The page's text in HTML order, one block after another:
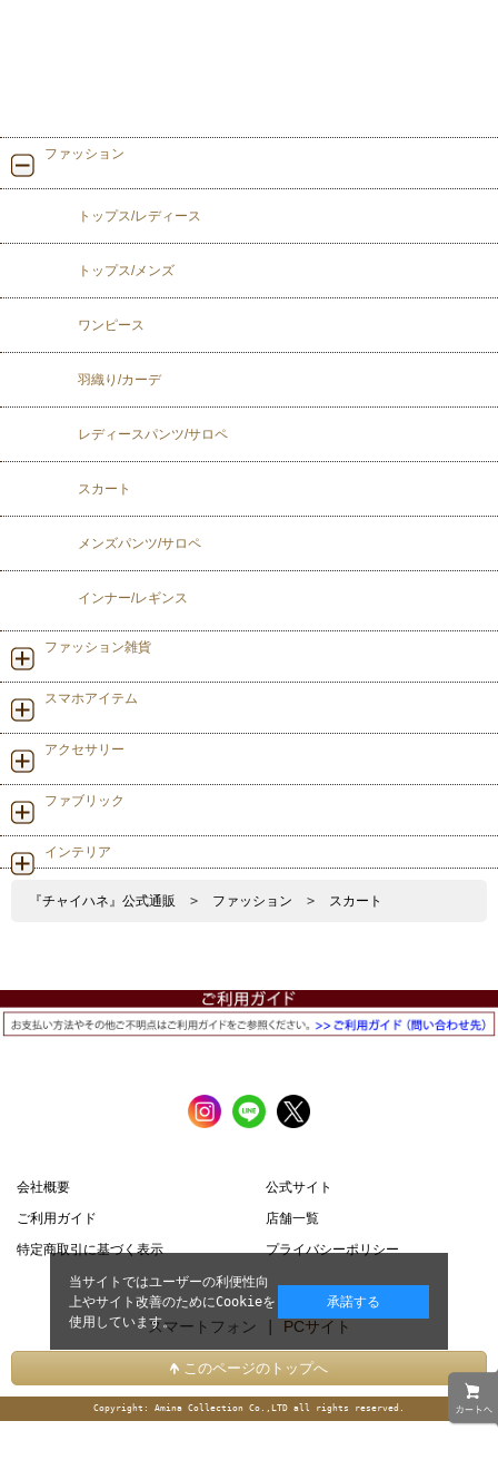
ファッション
トップス/レディース
トップス/メンズ
ワンピース
羽織り/カーデ
レディースパンツ/サロペ
スカート
メンズパンツ/サロペ
インナー/レギンス
ファッション雑貨
スマホアイテム
アクセサリー
ファブリック
インテリア
『チャイハネ』公式通販 > ファッション > スカート
会社概要
公式サイト
ご利用ガイド
店舗一覧
特定商取引に基づく表示
プライバシーポリシー
スマートフォン | PCサイト
このページのトップへ
Copyright: Amina Collection Co.,LTD all rights reserved.
当サイトではユーザーの利便性向
上やサイト改善のためにCookieを
使用しています。
承諾する